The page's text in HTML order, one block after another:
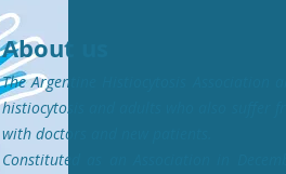
About us
The Argentine Histiocytosis
histiocytosis and adults who also suffer
with doctors and new patients.
Constituted as an Association in